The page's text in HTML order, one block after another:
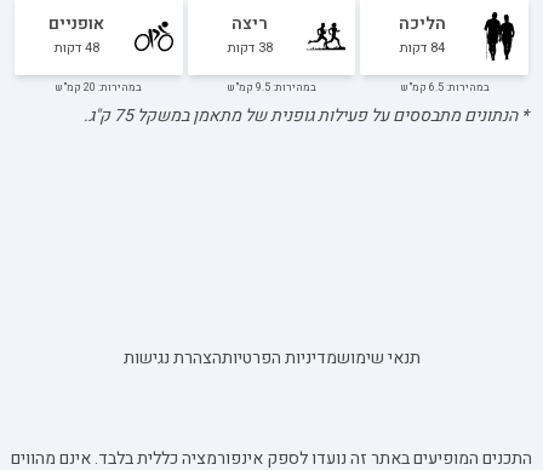
הליכה
84 דקות
במהירות: 6.5 קמ"ש
ריצה
38 דקות
במהירות: 9.5 קמ"ש
אופניים
48דקות
במהירות: 20 קמ"ש
* הנתונים מתבססים על פעילות גופנית של מתאמן במשקל75ק"ג.
תנאי שימושמדיניות הפרטיותהצהרת נגישות
התכנים המופיעים באתר זה נועדו לספק אינפורמציה כללית בלבד. אינם מהווים